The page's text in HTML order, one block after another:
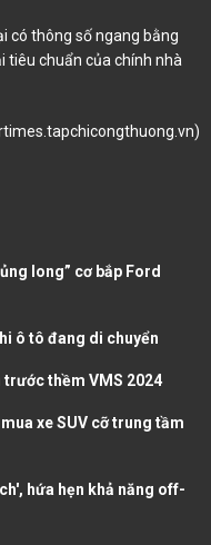
có thông số ngang bằng
tiêu chuẩn của chính nhà
)
long” cơ bắp Ford
ô tô đang di chuyển
trước thềm VMS 2024
xe SUV cỡ trung tầm
hứa hẹn khả năng off-